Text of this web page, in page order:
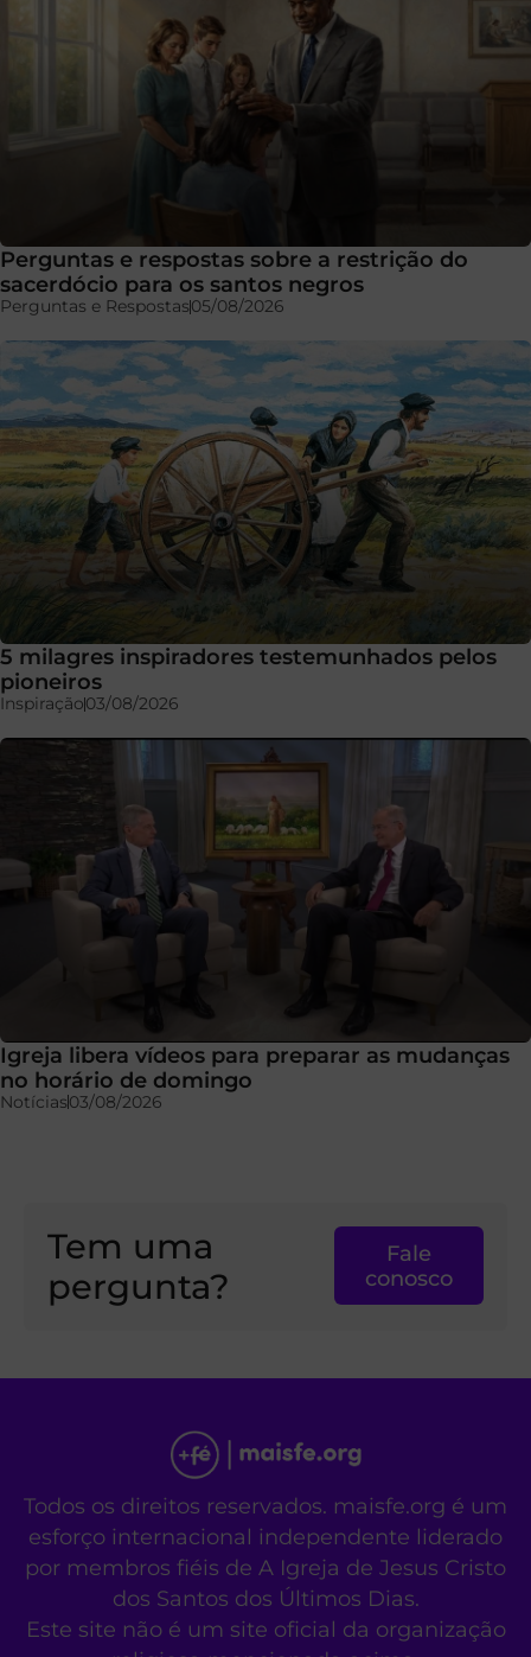
Perguntas e respostas sobre a restrição do
sacerdócio para os santos negros
Perguntas e Respostas05/08/2026
5 milagres inspiradores testemunhados pelos
pioneiros
Inspiração03/08/2026
Igreja libera vídeos para preparar as mudanças
no horário de domingo
Notícias03/08/2026
Tem uma
pergunta?
Fale
conosco
Todos os direitos reservados. maisfe.org é um
esforço internacional independente liderado
por membros fiéis de A Igreja de Jesus Cristo
dos Santos dos Últimos Dias.
Este site não é um site oficial da organização